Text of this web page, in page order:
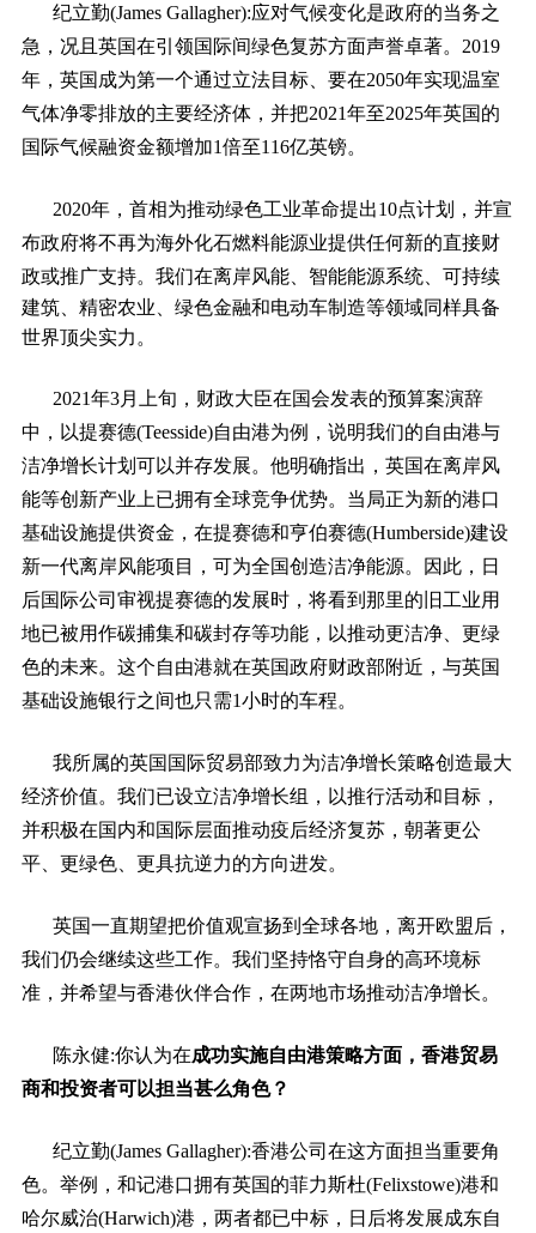
纪立勤(James Gallagher):应对气候变化是政府的当务之
急，况且英国在引领国际间绿色复苏方面声誉卓著。2019
年，英国成为第一个通过立法目标、要在2050年实现温室
气体净零排放的主要经济体，并把2021年至2025年英国的
国际气候融资金额增加1倍至116亿英镑。
2020年，首相为推动绿色工业革命提出10点计划，并宣
布政府将不再为海外化石燃料能源业提供任何新的直接财
政或推广支持。 我们在离岸风能、智能能源系统、可持续
建筑、精密农业、绿色金融和电动车制造等领域同样具备
世界顶尖实力。
2021年3月上旬，财政大臣在国会发表的预算案演辞
中，以提赛德(Teesside)自由港为例，说明我们的自由港与
洁净增长计划可以并存发展。他明确指出，英国在离岸风
能等创新产业上已拥有全球竞争优势。当局正为新的港口
基础设施提供资金，在提赛德和亨伯赛德(Humberside)建设
新一代离岸风能项目，可为全国创造洁净能源。因此，日
后国际公司审视提赛德的发展时，将看到那里的旧工业用
地已被用作碳捕集和碳封存等功能，以推动更洁净、更绿
色的未来。这个自由港就在英国政府财政部附近，与英国
基础设施银行之间也只需1小时的车程。
我所属的英国国际贸易部致力为洁净增长策略创造最大
经济价值。我们已设立洁净增长组，以推行活动和目标，
并积极在国内和国际层面推动疫后经济复苏，朝著更公
平、更绿色、更具抗逆力的方向进发。
英国一直期望把价值观宣扬到全球各地，离开欧盟后，
我们仍会继续这些工作。我们坚持恪守自身的高环境标
准，并希望与香港伙伴合作，在两地市场推动洁净增长。
陈永健:你认为在成功实施自由港策略方面，香港贸易
商和投资者可以担当甚么角色？
纪立勤(James Gallagher):香港公司在这方面担当重要角
色。举例，和记港口拥有英国的菲力斯杜(Felixstowe)港和
哈尔威治(Harwich)港，两者都已中标，日后将发展成东自